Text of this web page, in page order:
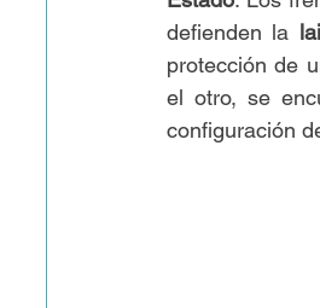
defienden la
protección de
el otro, se
configuración